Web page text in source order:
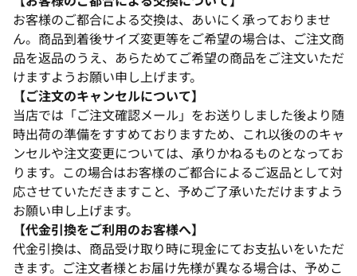
お客様のご都合による交換は、あいにく承っておりませ
ん。商品到着後サイズ変更等をご希望の場合は、ご注文商
品を返品のうえ、あらためてご希望の商品をご注文いただ
けますようお願い申し上げます。
【ご注文のキャンセルについて】
当店では「ご注文確認メール」をお送りしました後より随
時出荷の準備をすすめておりますため、これ以後ののキャ
ンセルや注文変更については、承りかねるものとなってお
ります。この場合はお客様のご都合によるご返品として対
応させていただきますこと、予めご了承いただけますよう
お願い申し上げます。
【代金引換をご利用のお客様へ】
代金引換は、商品受け取り時に現金にてお支払いをいただ
きます。ご注文者様とお届け先様が異なる場合は、予めこ